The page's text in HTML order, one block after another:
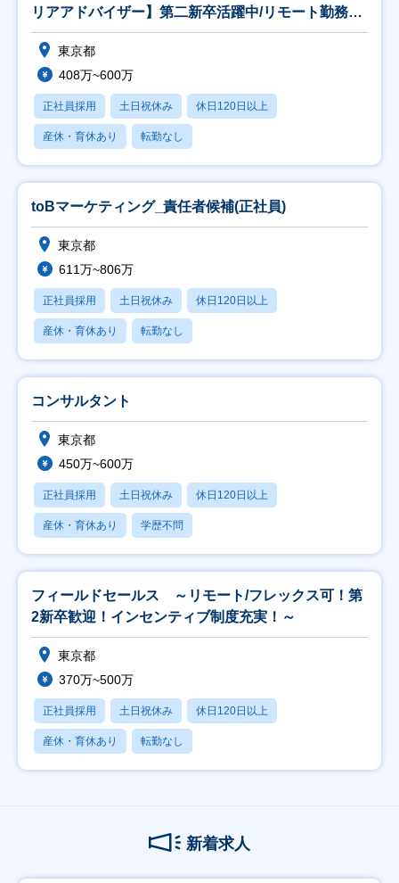
リアアドバイザー】第二新卒活躍中/リモート勤務併
用可
東京都
408万~600万
正社員採用 土日祝休み 休日120日以上
産休・育休あり 転勤なし
toBマーケティング_責任者候補(正社員)
東京都
611万~806万
正社員採用 土日祝休み 休日120日以上
産休・育休あり 転勤なし
コンサルタント
東京都
450万~600万
正社員採用 土日祝休み 休日120日以上
産休・育休あり 学歴不問
フィールドセールス ～リモート/フレックス可！第
2新卒歓迎！インセンティブ制度充実！～
東京都
370万~500万
正社員採用 土日祝休み 休日120日以上
産休・育休あり 転勤なし
新着求人